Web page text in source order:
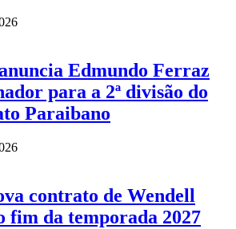
Edmundo Ferraz
para a 2ª divisão do
Paraibano
contrato de Wendell
fim da temporada 2027